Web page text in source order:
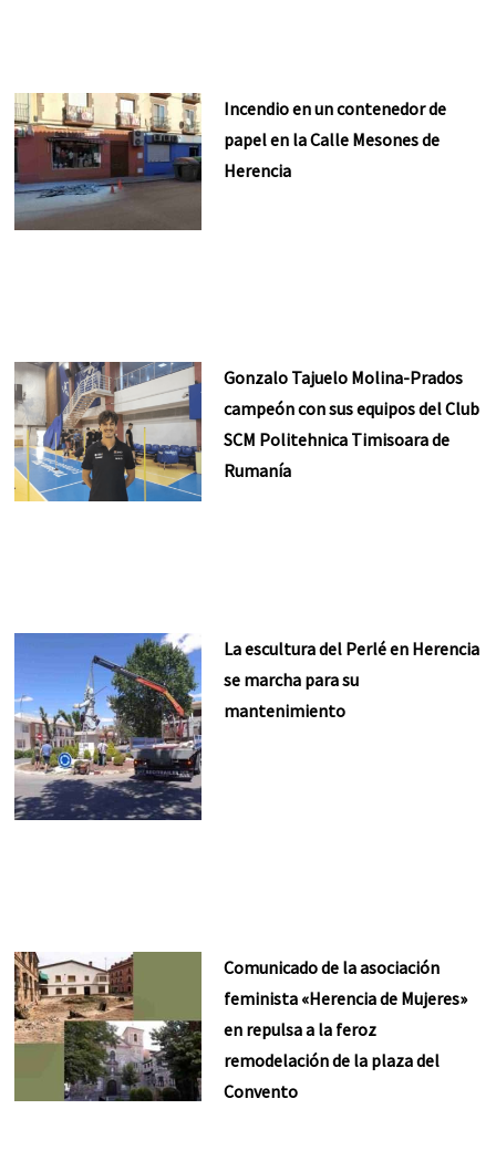
Incendio en un contenedor de
papel en la Calle Mesones de
Herencia
Gonzalo Tajuelo Molina-Prados
campeón con sus equipos del Club
SCM Politehnica Timisoara de
Rumanía
La escultura del Perlé en Herencia
se marcha para su
mantenimiento
Comunicado de la asociación
feminista «Herencia de Mujeres»
en repulsa a la feroz
remodelación de la plaza del
Convento